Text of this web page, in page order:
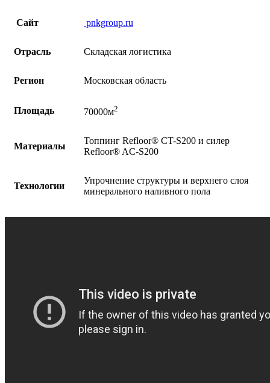
Сайт pnkgroup.ru
Отрасль Складская логистика
Регион Московская область
Площадь 70000м2
Материалы
Топпинг Refloor®️ CT-S200 и силер
Refloor®️ AC-S200
Технологии
Упрочнение структуры и верхнего слоя
минерального наливного пола